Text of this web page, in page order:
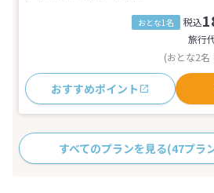
おとな1名 税込
旅行
(おとな2名
おすすめポイント
すべてのプランを見る(47プラ